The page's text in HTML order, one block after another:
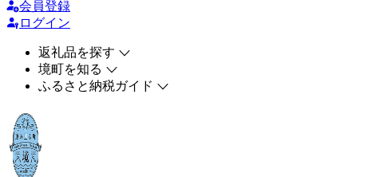
会員登録
ログイン
返礼品を探す
境町を知る
ふるさと納税ガイド